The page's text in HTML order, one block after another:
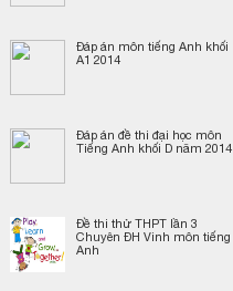
Đáp án môn tiếng Anh khối
A1 2014
Đáp án đề thi đại học môn
Tiếng Anh khối D năm 2014
Đề thi thử THPT lần 3
Chuyên ĐH Vinh môn tiếng
Anh